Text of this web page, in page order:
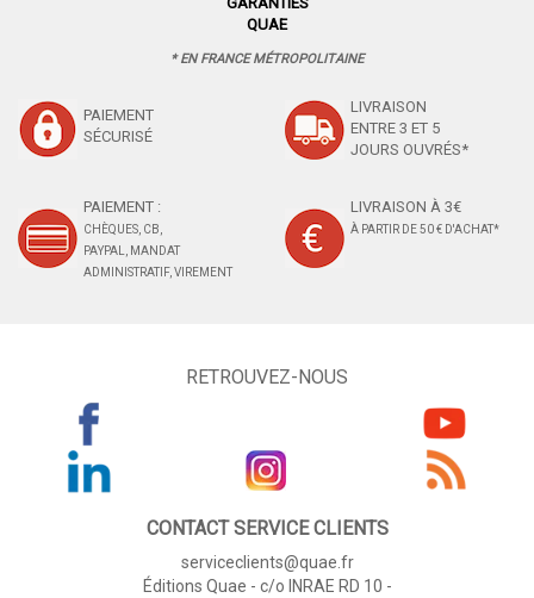
QUAE
* EN FRANCE MÉTROPOLITAINE
PAIEMENT
SÉCURISÉ
LIVRAISON
ENTRE 3 ET 5
JOURS OUVRÉS*
PAIEMENT :
CHÈQUES, CB,
PAYPAL, MANDAT
ADMINISTRATIF, VIREMENT
LIVRAISON À 3€
À PARTIR DE 50 € D'ACHAT*
RETROUVEZ-NOUS
CONTACT SERVICE CLIENTS
serviceclients@quae.fr
Éditions Quae - c/o INRAE RD 10 -